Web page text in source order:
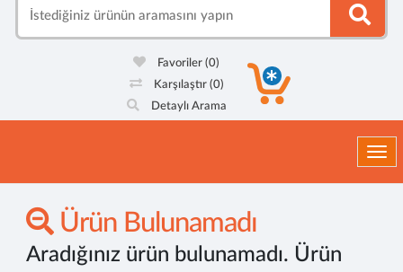
Favoriler(0)
Karşılaştır (0)
Detaylı Arama
Ürün Bulunamadı
Aradığınız ürün bulunamadı. Ürün